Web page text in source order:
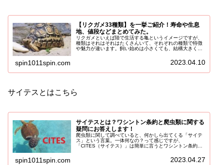
【リクガメ33種類】を一挙ご紹介！寿命や生息
地、値段などまとめてみた。
リクガメといえば陸で生活する亀というイメージですが、
種類はそれはそれはたくさんいて、それぞれの種類で特徴
や魅力が違います。飼い始めは小さくても、結構大きくな
spin1011spin.com 2023.04.10
サイテスとはこちら
サイテスとは？ワシントン条約と爬虫類に関する
疑問にお答えします！
爬虫類に関して調べていると、何かしら出てくる「サイテ
ス」という言葉。一体何なの？って感じですが、
「CITES（サイテス）」は簡単に言うとワシントン条約の
spin1011spin.com 2023.04.27